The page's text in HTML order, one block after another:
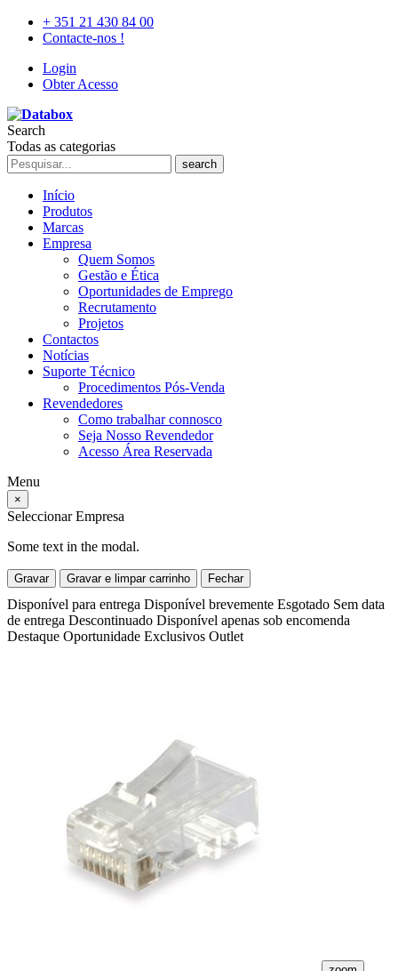
+ 351 21 430 84 00
Contacte-nos !
Login
Obter Acesso
Search
Todas as categorias
search
Início
Produtos
Marcas
Empresa
Quem Somos
Gestão e Ética
Oportunidades de Emprego
Recrutamento
Projetos
Contactos
Notícias
Suporte Técnico
Procedimentos Pós-Venda
Revendedores
Como trabalhar connosco
Seja Nosso Revendedor
Acesso Área Reservada
Menu
×
Seleccionar Empresa
Some text in the modal.
Gravar Gravar e limpar carrinho Fechar
Disponível para entrega Disponível brevemente Esgotado Sem data
de entrega Descontinuado Disponível apenas sob encomenda
Destaque Oportunidade Exclusivos Outlet